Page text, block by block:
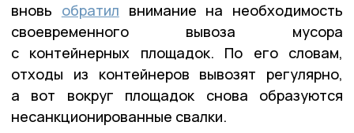
вновь обратил внимание на необходимость
своевременного вывоза мусора
с контейнерных площадок. По его словам,
отходы из контейнеров вывозят регулярно,
а вот вокруг площадок снова образуются
несанкционированные свалки.